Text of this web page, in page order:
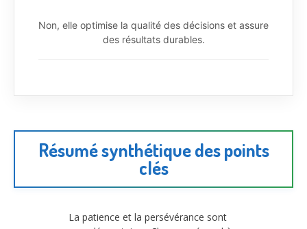
Non, elle optimise la qualité des décisions et assure
des résultats durables.
Résumé synthétique des points
clés
La patience et la persévérance sont